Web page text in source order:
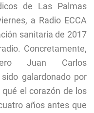
de Las Palmas
a Radio ECCA
sanitaria de 2017
Concretamente,
Juan Carlos
galardonado por
qué el corazón de los
años antes que